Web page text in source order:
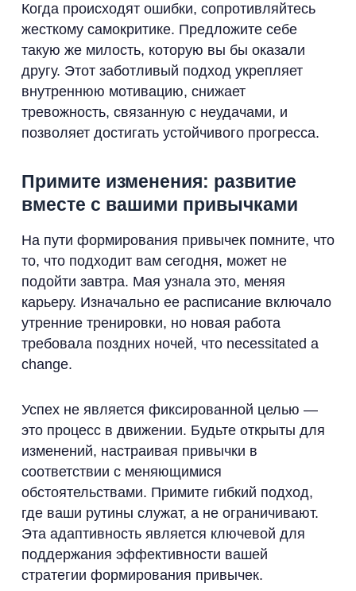
Когда происходят ошибки, сопротивляйтесь
жесткому самокритике. Предложите себе
такую же милость, которую вы бы оказали
другу. Этот заботливый подход укрепляет
внутреннюю мотивацию, снижает
тревожность, связанную с неудачами, и
позволяет достигать устойчивого прогресса.
Примите изменения: развитие
вместе с вашими привычками
На пути формирования привычек помните, что
то, что подходит вам сегодня, может не
подойти завтра. Мая узнала это, меняя
карьеру. Изначально ее расписание включало
утренние тренировки, но новая работа
требовала поздних ночей, что necessitated a
change.
Успех не является фиксированной целью —
это процесс в движении. Будьте открыты для
изменений, настраивая привычки в
соответствии с меняющимися
обстоятельствами. Примите гибкий подход,
где ваши рутины служат, а не ограничивают.
Эта адаптивность является ключевой для
поддержания эффективности вашей
стратегии формирования привычек.